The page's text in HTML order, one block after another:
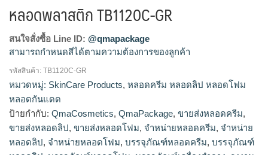
หลอดพลาสติก TB1120C-GR
สนใจสั่งซื้อ Line ID: @qmapackage
สามารถกำหนดสีได้ตามความต้องการของลูกค้า
โรงงานผลิตหลอดโฟม,รับผลิตหลอดโฟม,จำหน่ายหลอด
โฟม,ขายส่งหลอดโฟม,ร้านขายหลอดโฟม,โรงงานผลิตหลอด
ลิป,ขายส่งหลอดลิป,รับผลิตหลอดลิป,จำหน่ายหลอดลิป,โรงงาน
ผลิต หลอด ครีม,รับ ผลิตหลอดครีม,จำหน่ายหลอดครีม,ขายส่ง
หลอดครีม
รหัสสินค้า: TB1120C-GR
หมวดหมู่: SkinCare Products, หลอดครีม หลอดลิป หลอดโฟม
หลอดกันแดด
ป้ายกำกับ: QmaCosmetics, QmaPackage, ขายส่งหลอดครีม,
ขายส่งหลอดลิป, ขายส่งหลอดโฟม, จำหน่ายหลอดครีม, จำหน่าย
หลอดลิป, จำหน่ายหลอดโฟม, บรรจุภัณฑ์หลอดครีม, บรรจุภัณฑ์